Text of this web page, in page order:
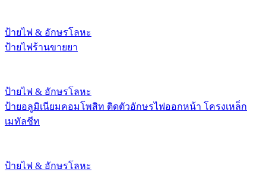
ป้ายไฟ & อักษรโลหะ
ป้ายไฟร้านขายยา
ป้ายไฟ & อักษรโลหะ
ป้ายอลูมิเนียมคอมโพสิท ติดตัวอักษรไฟออกหน้า โครงเหล็ก
เมทัลชีท
ป้ายไฟ & อักษรโลหะ